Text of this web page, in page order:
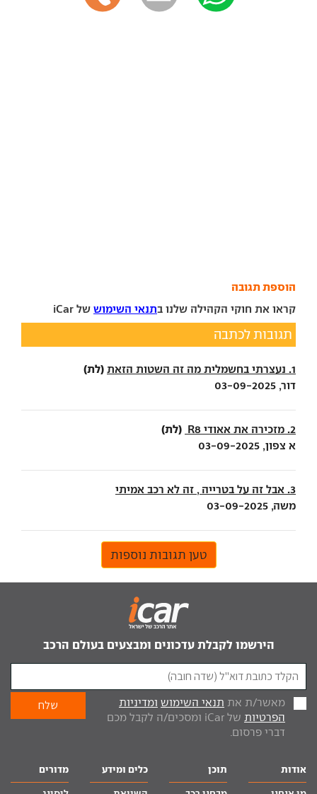
הוספת תגובה
קראו את חוקי הקהילה שלנו בתנאי השימוש של iCar
תגובות לכתבה
1. נעצרתי בחשמלית מה זה השטות הזאת (לת)
דור, 03-09-2025
2. מזכירה את אאודי R8 (לת)
א צפון, 03-09-2025
3. אבל זה על בטרייה , זה לא רכב אמיתי
משה, 03-09-2025
טען תגובות נוספות
הירשמו לקבלת עדכונים ומבצעים בעולם הרכב
מאשר/ת את תנאי השימוש ומדיניות
הפרטיות
של iCar ומסכים/ה לקבל מכם
דברי פרסום.
אודות תוכן כלים ומידע מדורים